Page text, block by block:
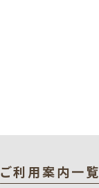
ご利用案内一覧